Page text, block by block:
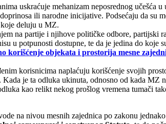
uskraćuje mehanizam neposrednog
ili narodne inicijative. Podsećaju da su
koje deluju u MZ.
na partije i njihove političke odbore, partijski
u potpunosti dostupne, te da je jedina do koje
korišćenje objekata i prostorija mesne
korisnicima naplaćuju korišćenje svojih
je ta odluka ukinuta, odnosno od kada MZ
kao relikt nekog prošlog vremena tumači
na nivou mesnih zajednica po zakonu